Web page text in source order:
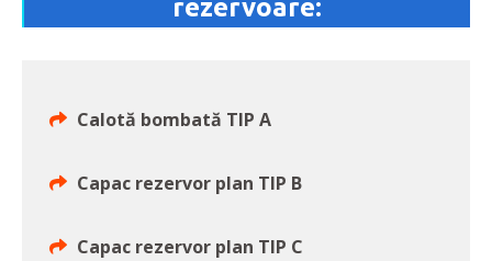
rezervoare:
Calotă bombată TIP A
Capac rezervor plan TIP B
Capac rezervor plan TIP C